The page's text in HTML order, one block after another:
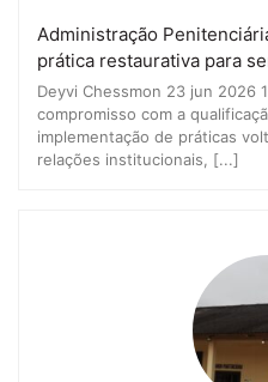
Administração
prática restaurativa para
Deyvi Chessmon 23 jun 2026
compromisso com a
implementação de práticas
relações institucionais, [...]